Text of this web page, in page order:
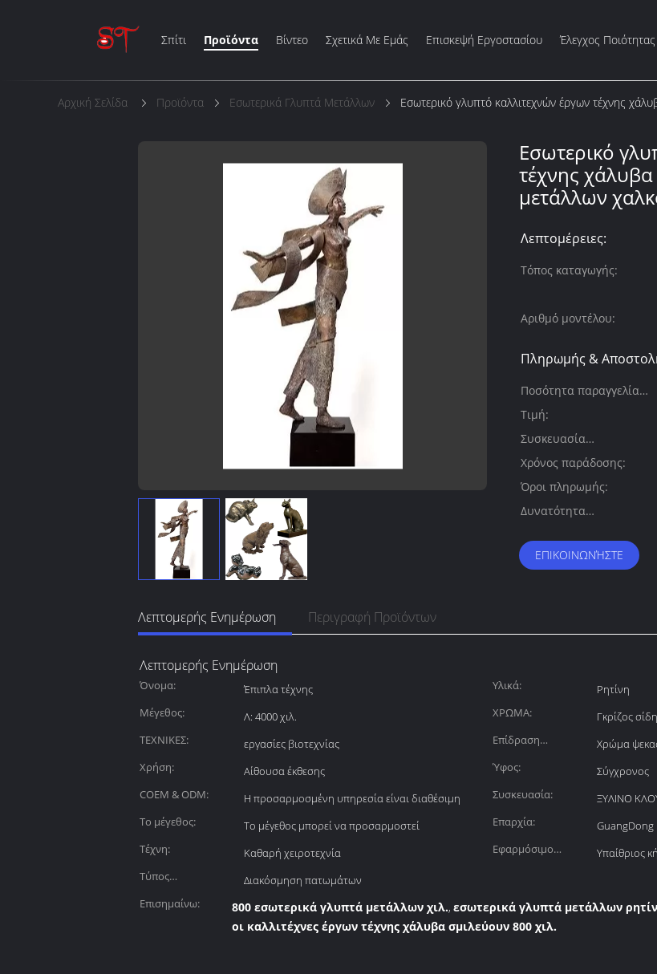
Σπίτι Προϊόντα Βίντεο Σχετικά Με Εμάς Επισκεψή Εργοστασίου Έλεγχος Ποιότητας
Αρχική Σελίδα Προϊόντα Εσωτερικά Γλυπτά Μετάλλων Εσωτερικό γλυπτό καλλιτεχνών έργων τέχνης
Εσωτερικό
τέχνης
μετάλλων
Λεπτομέρειες:
Τόπος καταγωγής:
Αριθμό μοντέλου:
Πληρωμής &
Ποσότητα παραγγελίας
min:
Τιμή:
Συσκευασία
λεπτομέρειες:
Χρόνος παράδοσης:
Όροι πληρωμής:
Δυνατότητα
ΕΠΙΚΟΙΝΩΝΉΣΤΕ
Λεπτομερής Ενημέρωση Περιγραφή Προϊόντων
Λεπτομερής Ενημέρωση
Όνομα: Έπιπλα τέχνης Υλικά:
Ρητίνη
Μέγεθος:
Λ: 4000 χιλ. ΧΡΩΜΑ:
Γκρίζος
ΤΕΧΝΙΚΕΣ:
εργασίες βιοτεχνίας
Επίδραση
Χρώμα
Χρήση:
Αίθουσα έκθεσης Ύφος:
Σύγχρονος
COEM & ODM:
Η προσαρμοσμένη υπηρεσία είναι διαθέσιμη Συσκευασία:
ΞΥΛΙΝΟ
Το μέγεθος:
Το μέγεθος μπορεί να προσαρμοστεί Επαρχία:
GuangDong
Τέχνη:
Καθαρή χειροτεχνία
Εφαρμόσιμο
Υπαίθριος
Τύπος
διακοσμήσεων:
Διακόσμηση πατωμάτων
Επισημαίνω:
800 εσωτερικά γλυπτά μετάλλων χιλ.,εσωτερικά γλυπτά μετάλλων
οι καλλιτέχνες έργων τέχνης χάλυβα σμιλεύουν 800 χιλ.